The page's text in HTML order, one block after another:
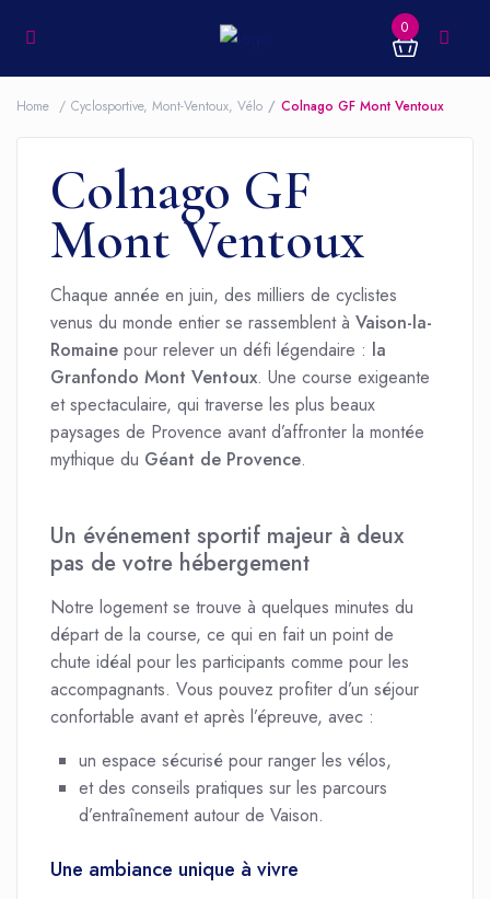
0
Home Cyclosportive,Mont-Ventoux,Vélo Colnago GF Mont Ventoux
Colnago GF
Mont Ventoux
Chaque année en juin, des milliers de cyclistes
venus du monde entier se rassemblent àVaison-la-
Romaine pour relever un défi légendaire : la
Granfondo Mont Ventoux. Une course exigeante
et spectaculaire, qui traverse les plus beaux
paysages de Provence avant d’affronter la montée
mythique du Géant de Provence.
Un événement sportif majeur à deux
pas de votre hébergement
Notre logement se trouve à quelques minutes du
départ de la course, ce qui en fait un point de
chute idéal pour les participants comme pour les
accompagnants. Vous pouvez profiter d’un séjour
confortable avant et après l’épreuve, avec :
un espace sécurisé pour ranger les vélos,
et des conseils pratiques sur les parcours
d’entraînement autour de Vaison.
Une ambiance unique à vivre